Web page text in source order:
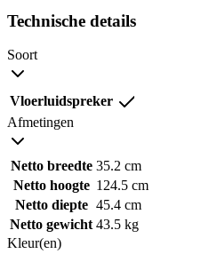
Technische details
Soort
Vloerluidspreker
Afmetingen
Netto breedte 35.2 cm
Netto hoogte 124.5 cm
Netto diepte 45.4 cm
Netto gewicht 43.5 kg
Kleur(en)